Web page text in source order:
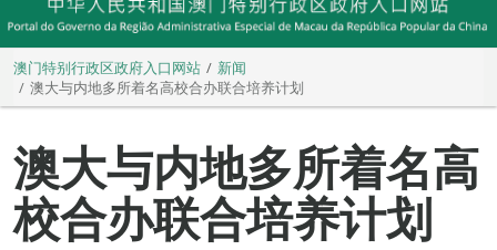
澳门特别行政区政府入口网站
新闻
澳大与内地多所着名高校合办联合培养计划
澳大与内地多所着名高
校合办联合培养计划